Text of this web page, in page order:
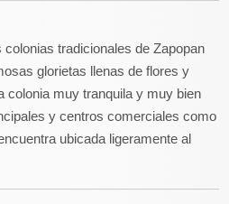
tradicionales de Zapopan
glorietas llenas de flores y
colonia muy tranquila y muy bien
y centros comerciales como
ubicada ligeramente al